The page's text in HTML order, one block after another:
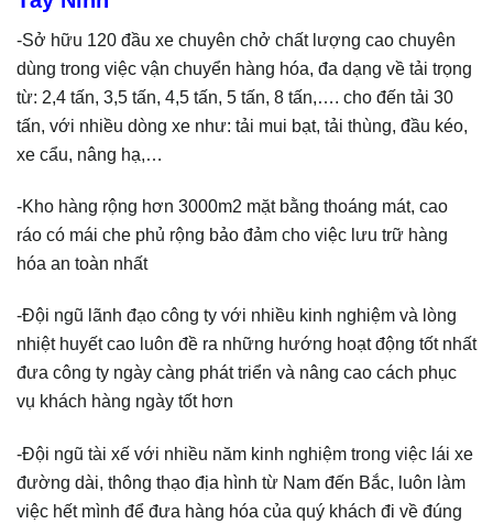
-Sở hữu 120 đầu xe chuyên chở chất lượng cao chuyên
dùng trong việc vận chuyển hàng hóa, đa dạng về tải trọng
từ: 2,4 tấn, 3,5 tấn, 4,5 tấn, 5 tấn, 8 tấn,…. cho đến tải 30
tấn, với nhiều dòng xe như: tải mui bạt, tải thùng, đầu kéo,
xe cẩu, nâng hạ,…
-Kho hàng rộng hơn 3000m2 mặt bằng thoáng mát, cao
ráo có mái che phủ rộng bảo đảm cho việc lưu trữ hàng
hóa an toàn nhất
-Đội ngũ lãnh đạo công ty với nhiều kinh nghiệm và lòng
nhiệt huyết cao luôn đề ra những hướng hoạt động tốt nhất
đưa công ty ngày càng phát triển và nâng cao cách phục
vụ khách hàng ngày tốt hơn
-Đội ngũ tài xế với nhiều năm kinh nghiệm trong việc lái xe
đường dài, thông thạo địa hình từ Nam đến Bắc, luôn làm
việc hết mình để đưa hàng hóa của quý khách đi về đúng